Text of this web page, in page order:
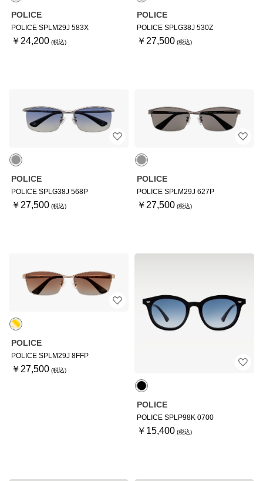
POLICE
POLICE SPLM29J 583X
￥24,200
POLICE
POLICE SPLG38J 530Z
￥27,500
POLICE
POLICE SPLG38J 568P
￥27,500
POLICE
POLICE SPLM29J 627P
￥27,500
POLICE
POLICE SPLM29J 8FFP
￥27,500
POLICE
POLICE SPLP98K 0700
￥15,400